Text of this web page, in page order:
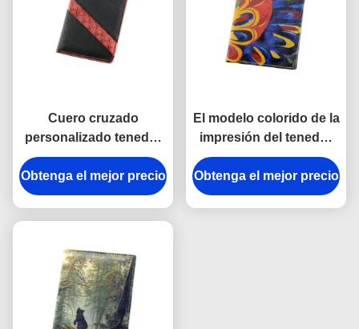
Cuero cruzado
personalizado tenedor
negro de la PU del
modelo del pasaporte
del viaje
Obtenga el mejor precio
El modelo colorido de la
impresión del tenedor
del pasaporte del viaje
personalizó la cartera
de la cubierta del
Obtenga el mejor precio